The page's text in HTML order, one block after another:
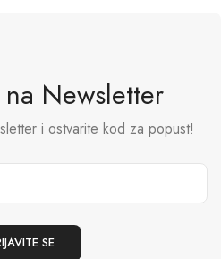
Newsletter
i ostvarite kod za popust!